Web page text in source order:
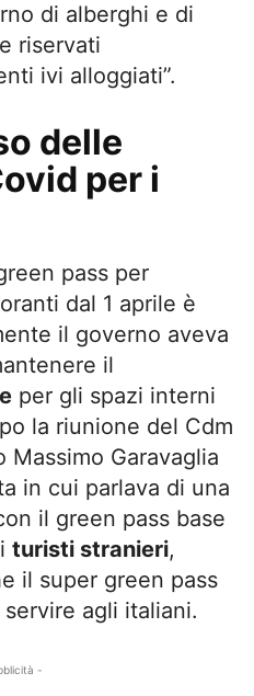
di alberghi e di
riservati
ivi alloggiati”.
delle
per i
pass per
dal 1 aprile è
il governo aveva
il
per gli spazi interni
la riunione del Cdm
Massimo Garavaglia
in cui parlava di una
il green pass base
turisti stranieri,
il super green pass
agli italiani.
-